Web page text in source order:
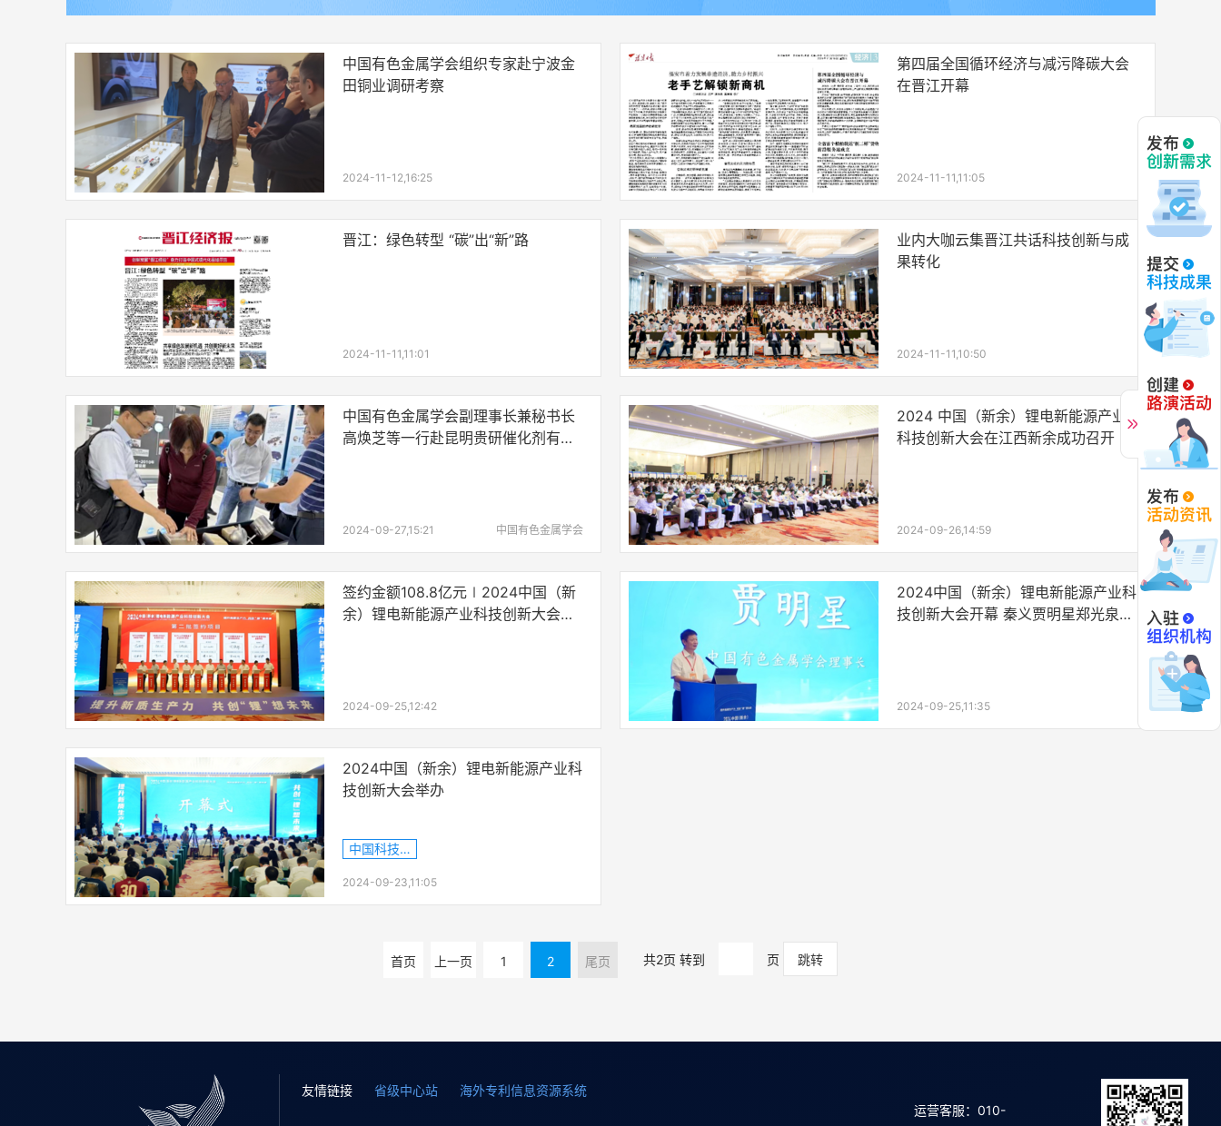
中国有色金属学会组织专家赴宁波金
田铜业调研考察
2024-11-12,16:25
第四届全国循环经济与减污降碳大会
在晋江开幕
2024-11-11,11:05
晋江：绿色转型 “碳”出“新”路
2024-11-11,11:01
业内大咖云集晋江共话科技创新与成
果转化
2024-11-11,10:50
中国有色金属学会副理事长兼秘书长
高焕芝等一行赴昆明贵研催化剂有限
2024-09-27,15:21 中国有色金属学会
2024 中国（新余）锂电新能源产业
科技创新大会在江西新余成功召开
2024-09-26,14:59
签约金额108.8亿元∣2024中国（新
余）锂电新能源产业科技创新大会在
2024-09-25,12:42
2024中国（新余）锂电新能源产业科
技创新大会开幕 秦义贾明星郑光泉分
2024-09-25,11:35
2024中国（新余）锂电新能源产业科
技创新大会举办
中国科技网发布
2024-09-23,11:05
首页 上一页 1 2 尾页 共2页 转到 页
友情链接 省级中心站
海外专利信息资源系统
运营客服：010-